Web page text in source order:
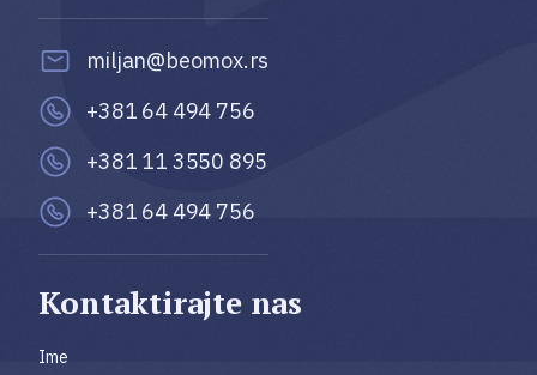
miljan@beomox.rs
+381 64 494 756
+381 11 3550 895
+381 64 494 756
Kontaktirajte nas
Ime